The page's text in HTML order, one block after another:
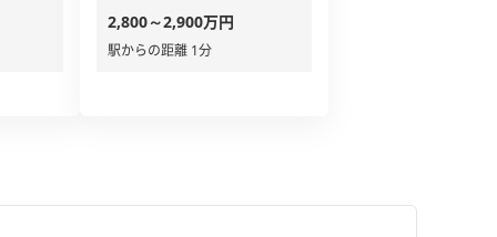
2,800～2,900万円
駅からの距離 1分